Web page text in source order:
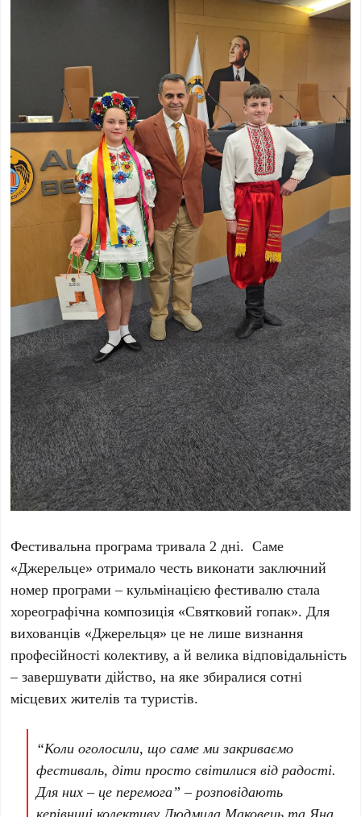
Фестивальна програма тривала 2 дні. Саме
«Джерельце» отримало честь виконати заключний
номер програми – кульмінацією фестивалю стала
хореографічна композиція «Святковий гопак». Для
вихованців «Джерельця» це не лише визнання
професійності колективу, а й велика відповідальність
– завершувати дійство, на яке збиралися сотні
місцевих жителів та туристів.
“Коли оголосили, що саме ми закриваємо
фестиваль, діти просто світилися від радості.
Для них – це перемога” – розповідають